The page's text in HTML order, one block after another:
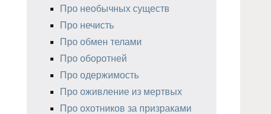
Про необычных существ
Про нечисть
Про обмен телами
Про оборотней
Про одержимость
Про оживление из мертвых
Про охотников за призраками